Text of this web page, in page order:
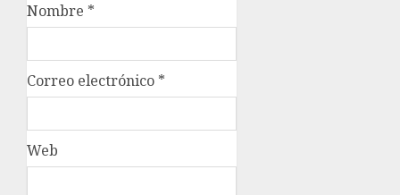
Nombre *
Correo electrónico *
Web